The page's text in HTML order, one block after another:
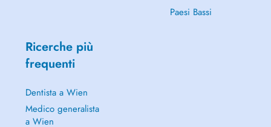
Paesi Bassi
Ricerche più
frequenti
Dentista a Wien
Medico generalista
a Wien